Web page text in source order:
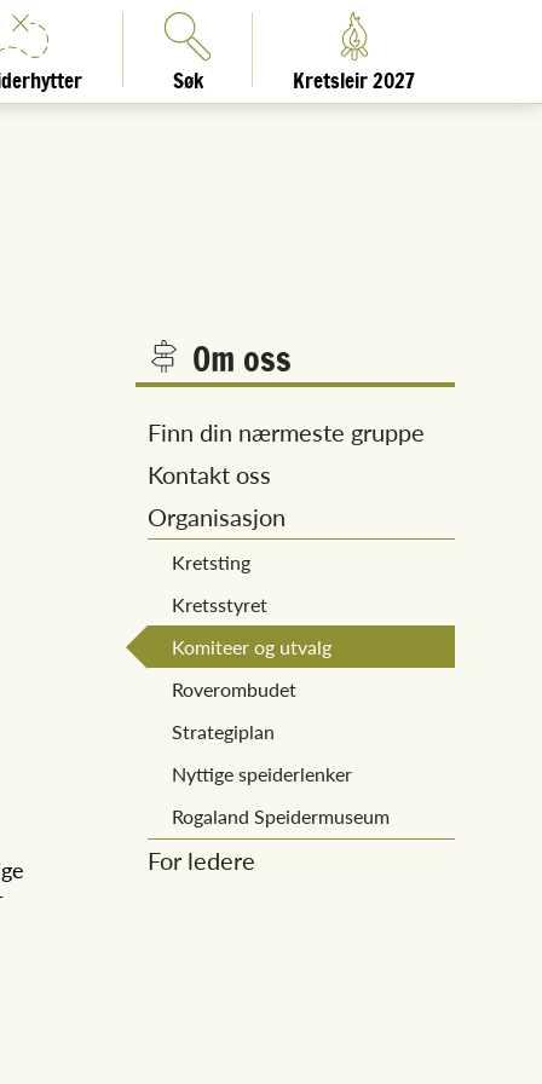
Søk Kretsleir 2027
Om oss
Finn din nærmeste gruppe
Kontakt oss
Organisasjon
Kretsting
Kretsstyret
Komiteer og utvalg
Roverombudet
Strategiplan
Nyttige speiderlenker
Rogaland Speidermuseum
For ledere